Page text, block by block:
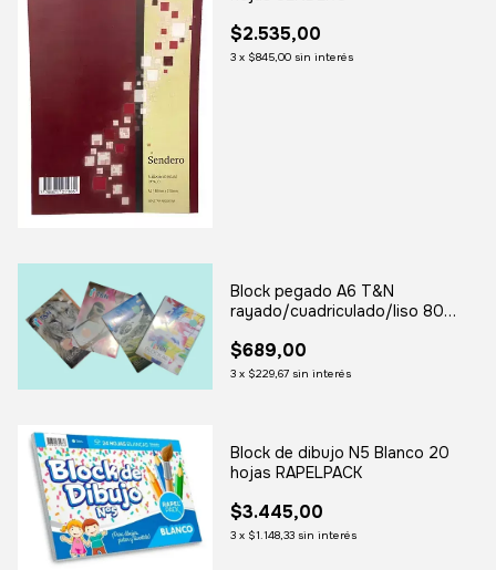
$2.535,00
3 x $845,00 sin interés
Block pegado A6 T&N
rayado/cuadriculado/liso 80
$689,00
3 x $229,67 sin interés
Block de dibujo N5 Blanco 20
hojas RAPELPACK
$3.445,00
3 x $1.148,33 sin interés